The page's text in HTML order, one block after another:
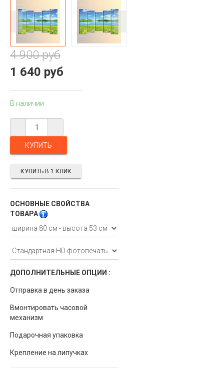
4 900 руб
1 640 руб
В наличии
ОСНОВНЫЕ СВОЙСТВА
ТОВАРА
ДОПОЛНИТЕЛЬНЫЕ ОПЦИИ :
Отправка в день заказа
Вмонтировать часовой
механизм
Подарочная упаковка
Крепление на липучках
КУПИТЬ В 1 КЛИК